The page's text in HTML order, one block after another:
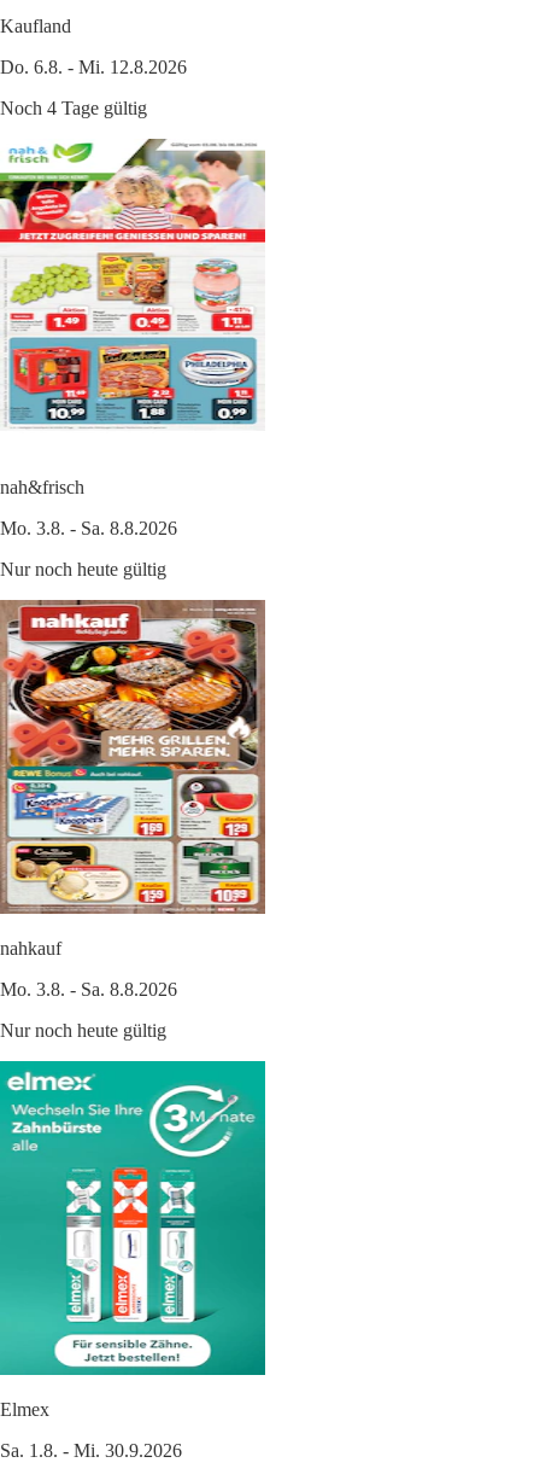
Kaufland
Do. 6.8. - Mi. 12.8.2026
Noch 4 Tage gültig
nah&frisch
Mo. 3.8. - Sa. 8.8.2026
Nur noch heute gültig
nahkauf
Mo. 3.8. - Sa. 8.8.2026
Nur noch heute gültig
Elmex
Sa. 1.8. - Mi. 30.9.2026